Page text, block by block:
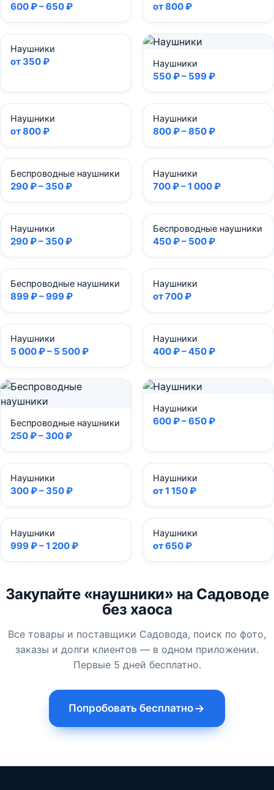
600 ₽ – 650 ₽ от 800 ₽
Наушники
от 350 ₽ Наушники
550 ₽ – 599 ₽
Наушники
от 800 ₽
Наушники
800 ₽ – 850 ₽
Беспроводные наушники
290 ₽ – 350 ₽
Наушники
700 ₽ – 1 000 ₽
Наушники
290 ₽ – 350 ₽
Беспроводные наушники
450 ₽ – 500 ₽
Беспроводные наушники
899 ₽ – 999 ₽
Наушники
от 700 ₽
Наушники
5 000 ₽ – 5 500 ₽
Наушники
400 ₽ – 450 ₽
Беспроводные наушники
250 ₽ – 300 ₽
Наушники
600 ₽ – 650 ₽
Наушники
300 ₽ – 350 ₽
Наушники
от 1 150 ₽
Наушники
999 ₽ – 1 200 ₽
Наушники
от 650 ₽
Закупайте «наушники» на Садоводе
без хаоса
Все товары и поставщики Садовода, поиск по фото,
заказы и долги клиентов — в одном приложении.
Первые 5 дней бесплатно.
Попробовать бесплатно